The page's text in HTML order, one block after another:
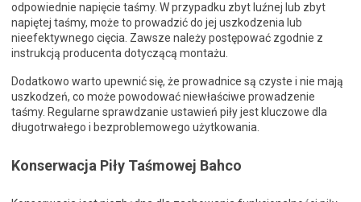
odpowiednie napięcie taśmy. W przypadku zbyt luźnej lub zbyt
napiętej taśmy, może to prowadzić do jej uszkodzenia lub
nieefektywnego cięcia. Zawsze należy postępować zgodnie z
instrukcją producenta dotyczącą montażu.
Dodatkowo warto upewnić się, że prowadnice są czyste i nie mają
uszkodzeń, co może powodować niewłaściwe prowadzenie
taśmy. Regularne sprawdzanie ustawień piły jest kluczowe dla
długotrwałego i bezproblemowego użytkowania.
Konserwacja Piły Taśmowej Bahco